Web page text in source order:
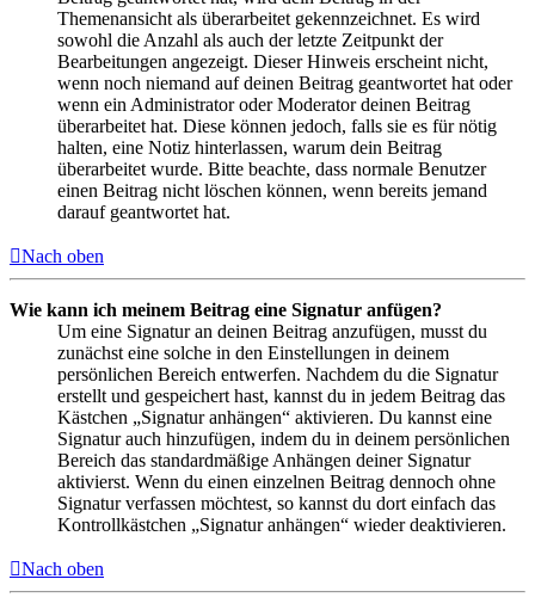
Themenansicht als überarbeitet gekennzeichnet. Es wird
sowohl die Anzahl als auch der letzte Zeitpunkt der
Bearbeitungen angezeigt. Dieser Hinweis erscheint nicht,
wenn noch niemand auf deinen Beitrag geantwortet hat oder
wenn ein Administrator oder Moderator deinen Beitrag
überarbeitet hat. Diese können jedoch, falls sie es für nötig
halten, eine Notiz hinterlassen, warum dein Beitrag
überarbeitet wurde. Bitte beachte, dass normale Benutzer
einen Beitrag nicht löschen können, wenn bereits jemand
darauf geantwortet hat.
Nach oben
Wie kann ich meinem Beitrag eine Signatur anfügen?
Um eine Signatur an deinen Beitrag anzufügen, musst du
zunächst eine solche in den Einstellungen in deinem
persönlichen Bereich entwerfen. Nachdem du die Signatur
erstellt und gespeichert hast, kannst du in jedem Beitrag das
Kästchen „Signatur anhängen“ aktivieren. Du kannst eine
Signatur auch hinzufügen, indem du in deinem persönlichen
Bereich das standardmäßige Anhängen deiner Signatur
aktivierst. Wenn du einen einzelnen Beitrag dennoch ohne
Signatur verfassen möchtest, so kannst du dort einfach das
Kontrollkästchen „Signatur anhängen“ wieder deaktivieren.
Nach oben